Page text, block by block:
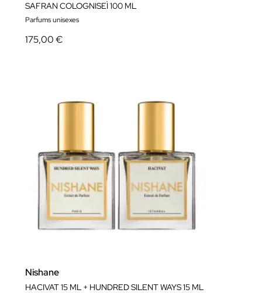
SAFRAN COLOGNISEÌ 100 ML
Parfums unisexes
175,00 €
Nishane
HACIVAT 15 ML + HUNDRED SILENT WAYS 15 ML